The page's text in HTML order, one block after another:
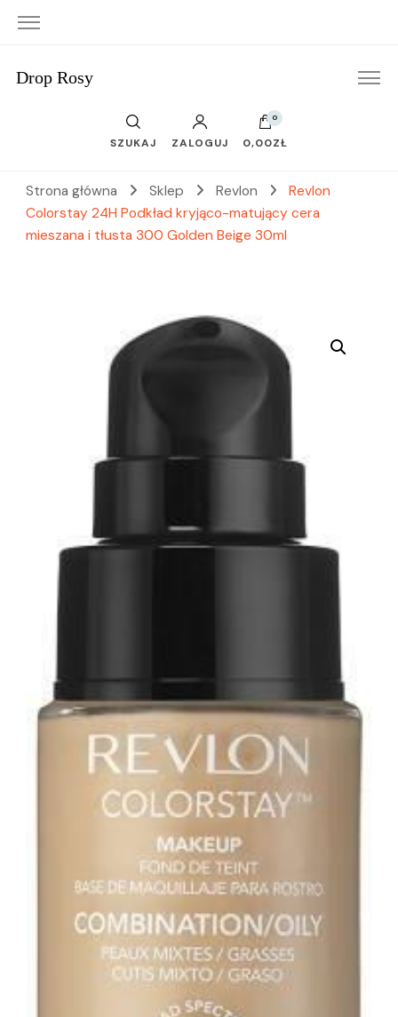
Drop Rosy
SZUKAJ ZALOGUJ
0
0,00ZŁ
Strona główna Sklep Revlon
Revlon
Colorstay 24H Podkład kryjąco-matujący cera
mieszana i tłusta 300 Golden Beige 30ml